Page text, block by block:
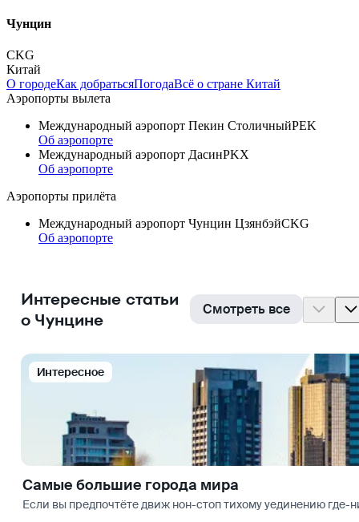
Чунцин
CKG
Китай
О городеКак добратьсяПогодаВсё о стране Китай
Аэропорты вылета
Международный аэропорт Пекин СтоличныйPEK
Об аэропорте
Международный аэропорт ДасинPKX
Об аэропорте
Аэропорты прилёта
Международный аэропорт Чунцин ЦзянбэйCKG
Об аэропорте
Интересные статьи
о Чунцине
Смотреть все
Интересное
Самые большие города мира
Если вы предпочтёте движ нон-стоп тихому уединению где-